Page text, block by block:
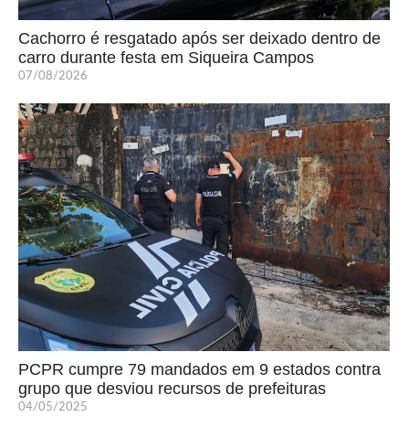
Cachorro é resgatado após ser deixado dentro de
carro durante festa em Siqueira Campos
07/08/2026
PCPR cumpre 79 mandados em 9 estados contra
grupo que desviou recursos de prefeituras
04/05/2025